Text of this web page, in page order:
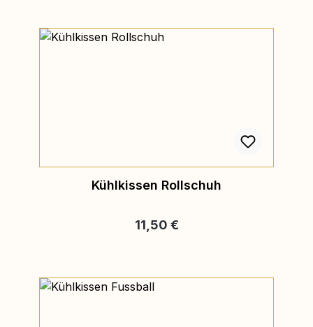
Kühlkissen Rollschuh
Regulärer Preis:
11,50 €